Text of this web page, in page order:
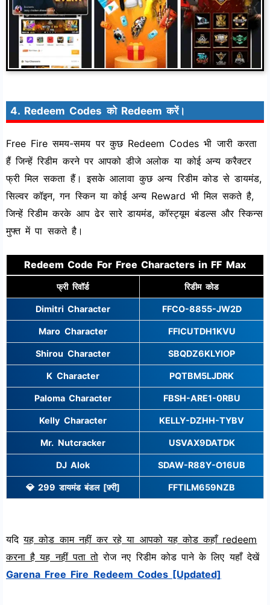
4. Redeem Codes को Redeem करें।
Free Fire समय-समय पर कुछ Redeem Codes भी जारी करता
हैं जिन्हें रिडीम करने पर आपको डीजे अलोक या कोई अन्य करैक्टर
फ्री मिल सकता हैं। इसके आलावा कुछ अन्य रिडीम कोड से डायमंड,
सिल्वर कॉइन, गन स्किन या कोई अन्य Reward भी मिल सकते है,
जिन्हें रिडीम करके आप ढेर सारे डायमंड, कॉस्ट्यूम बंडल्स और स्किन्स
मुफ्त में पा सकते है।
Redeem Code For Free Characters in FF Max
फ्री रिवॉर्ड रिडीम कोड
Dimitri Character FFCO-8855-JW2D
Maro Character FFICUTDH1KVU
Shirou Character SBQDZ6KLYIOP
K Character PQTBM5LJDRK
Paloma Character FBSH-ARE1-0RBU
Kelly Character KELLY-DZHH-TYBV
Mr. Nutcracker USVAX9DATDK
DJ Alok SDAW-R88Y-O16UB
💎 299 डायमंड बंडल [फ़्री] FFTILM659NZB
यदियह कोड काम नहीं कर रहे या आपको यह कोड कहाँ redeem
करना है यह नहीं पता तो रोज नए रिडीम कोड पाने के लिए यहाँ देखें
Garena Free Fire Redeem Codes [Updated]